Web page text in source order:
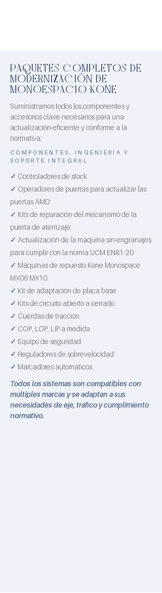
PAQUETES COMPLETOS DE
MODERNIZACIÓN DE
MONOESPACIO KONE
Suministramos todos los componentes y
accesorios clave necesarios para una
actualización eficiente y conforme a la
normativa:
COMPONENTES, INGENIERÍA Y
SOPORTE INTEGRAL
✓ Controladores de stock
✓ Operadores de puertas para actualizar las
puertas AMD
✓ Kits de reparación del mecanismo de la
puerta de aterrizaje
✓ Actualización de la máquina sin engranajes
para cumplir con la norma UCM EN81-20
✓ Máquinas de repuesto Kone Monospace
MX06 MX10.
✓ Kit de adaptación de placa base
✓ Kits de circuito abierto a cerrado
✓ Cuerdas de tracción
✓ COP, LOP, LIP a medida
✓ Equipo de seguridad
✓ Reguladores de sobrevelocidad
✓ Marcadores automáticos
Todos los sistemas son compatibles con
múltiples marcas y se adaptan a sus
necesidades de eje, tráfico y cumplimiento
normativo.